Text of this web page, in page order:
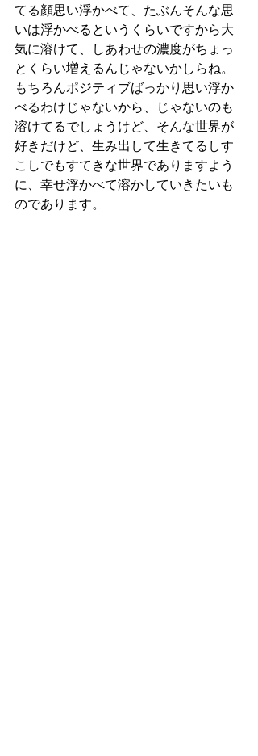
てる顔思い浮かべて、たぶんそんな思
いは浮かべるというくらいですから大
気に溶けて、しあわせの濃度がちょっ
とくらい増えるんじゃないかしらね。
もちろんポジティブばっかり思い浮か
べるわけじゃないから、じゃないのも
溶けてるでしょうけど、そんな世界が
好きだけど、生み出して生きてるしす
こしでもすてきな世界でありますよう
に、幸せ浮かべて溶かしていきたいも
のであります。